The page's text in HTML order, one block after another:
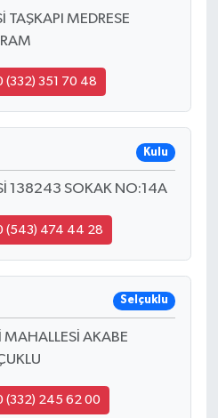
TAŞKAPI MEDRESE
(332) 351 70 48
Kulu
138243 SOKAK NO:14A
(543) 474 44 28
Selçuklu
AKABE
(332) 245 62 00